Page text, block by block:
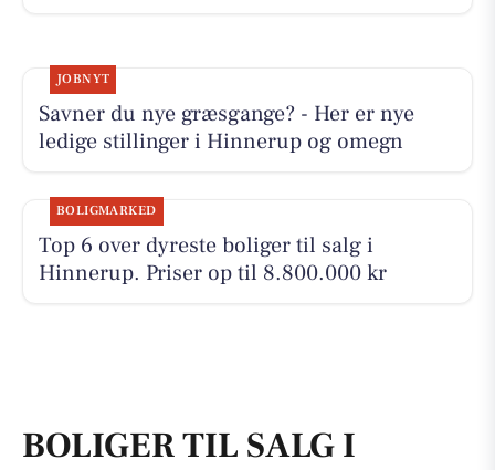
JOBNYT
Savner du nye græsgange? - Her er nye
ledige stillinger i Hinnerup og omegn
BOLIGMARKED
Top 6 over dyreste boliger til salg i
Hinnerup. Priser op til 8.800.000 kr
BOLIGER TIL SALG I